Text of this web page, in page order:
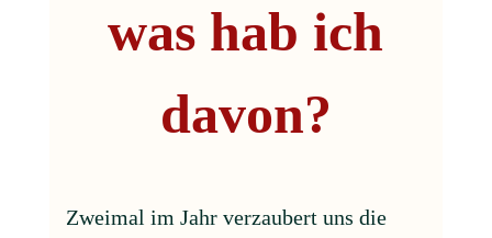
was hab ich
davon?
Zweimal im Jahr verzaubert uns die